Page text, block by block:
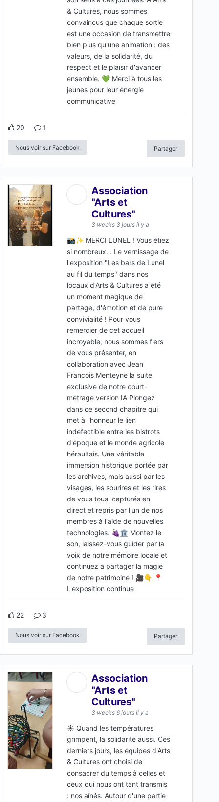
& Cultures, nous sommes
convaincus que chaque sortie
est une occasion de transmettre
bien plus qu'une animation : des
valeurs, de la solidarité, du
respect et le plaisir d'avancer
ensemble. 💚 Merci à tous les
jeunes pour leur énergie
communicative
20 1
Nous voir sur Facebook Partager
Association
"Arts et
Cultures"
3 weeks 3 jours il y a
📸✨ MERCI LUNEL ! Vous étiez
si nombreux... ​Le vernissage de
l'exposition "Les bars de Lunel
au fil du temps" dans nos
locaux d'Arts & Cultures a été
un moment magique de
partage, d'émotion et de pure
convivialité ! Pour vous
remercier de cet accueil
incroyable, nous sommes fiers
de vous présenter, en
collaboration avec Jean
Francois Menteyne la suite
exclusive de notre court-
métrage version IA ​Plongez
dans ce second chapitre qui
met à l'honneur le lien
indéfectible entre les bistrots
d'époque et le monde agricole
héraultais. Une véritable
immersion historique portée par
les archives, mais aussi par les
visages, les sourires et les rires
de vous tous, capturés en
direct et repris par l'un de nos
membres à l'aide de nouvelles
technologies. 🍇🏛️ ​Montez le
son, laissez-vous guider par la
voix de notre mémoire locale et
continuez à partager la magie
de notre patrimoine ! 🎥👇 ​📍
L'exposition continue
22 3
Nous voir sur Facebook Partager
Association
"Arts et
Cultures"
3 weeks 6 jours il y a
☀️ Quand les températures
grimpent, la solidarité aussi. Ces
derniers jours, les équipes d'Arts
& Cultures ont choisi de
consacrer du temps à celles et
ceux qui nous ont tant transmis
: nos aînés. Autour d'une partie